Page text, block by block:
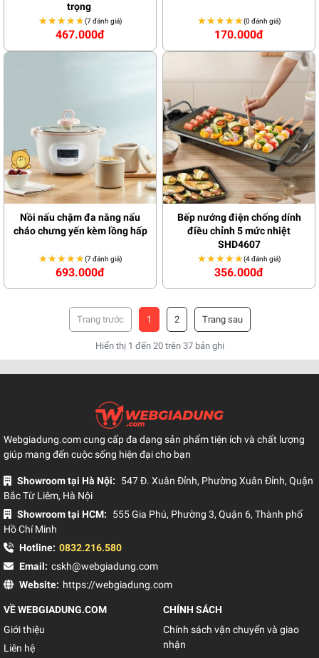
trọng
★★★★★
★★★★★(7 đánh giá)
467.000đ
★★★★★
★★★★★(0 đánh giá)
170.000đ
Nồi nấu chậm đa năng nấu
cháo chưng yến kèm lồng hấp
★★★★★
★★★★★(7 đánh giá)
693.000đ
Bếp nướng điện chống dính
điều chỉnh 5 mức nhiệt
SHD4607
★★★★★
★★★★★(4 đánh giá)
356.000đ
Hiển thị 1 đến 20trên 37bản ghi
1 2
Webgiadung.com cung cấp đa dạng sản phẩm tiện ích và chất lượng
giúp mang đến cuộc sống hiện đại cho bạn
Showroom tại Hà Nội:
547 Đ. Xuân Đỉnh, Phường Xuân Đỉnh, Quận
Bắc Từ Liêm, Hà Nội
Showroom tại HCM:
555 Gia Phú, Phường 3, Quận 6, Thành phố
Hồ Chí Minh
Hotline: 0832.216.580
Email: cskh@webgiadung.com
Website: https://webgiadung.com
VỀ WEBGIADUNG.COM
Giới thiệu
Liên hệ
CHÍNH SÁCH
Chính sách vận chuyển và giao
nhận